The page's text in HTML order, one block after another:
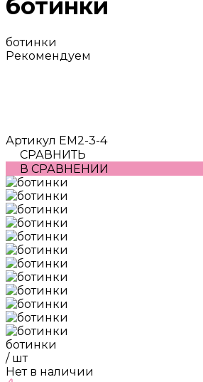
ботинки
ботинки
Рекомендуем
Артикул EM2-3-4
СРАВНИТЬ
В СРАВНЕНИИ
ботинки
/ шт
Нет в наличии